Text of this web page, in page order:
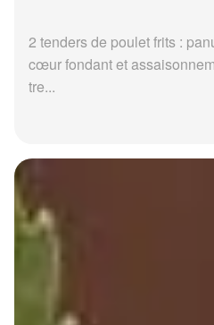
2 tenders de poulet frits :
cœur fondant et
tre...